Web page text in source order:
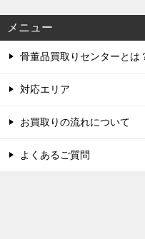
メニュー
骨董品買取りセンターとは
対応エリア
お買取りの流れについて
よくあるご質問